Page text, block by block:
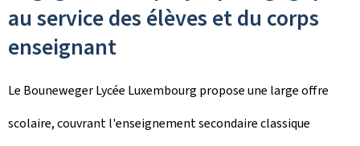
au service des élèves et du corps
enseignant
Le Bouneweger Lycée Luxembourg propose une large offre
scolaire, couvrant l'enseignement secondaire classique